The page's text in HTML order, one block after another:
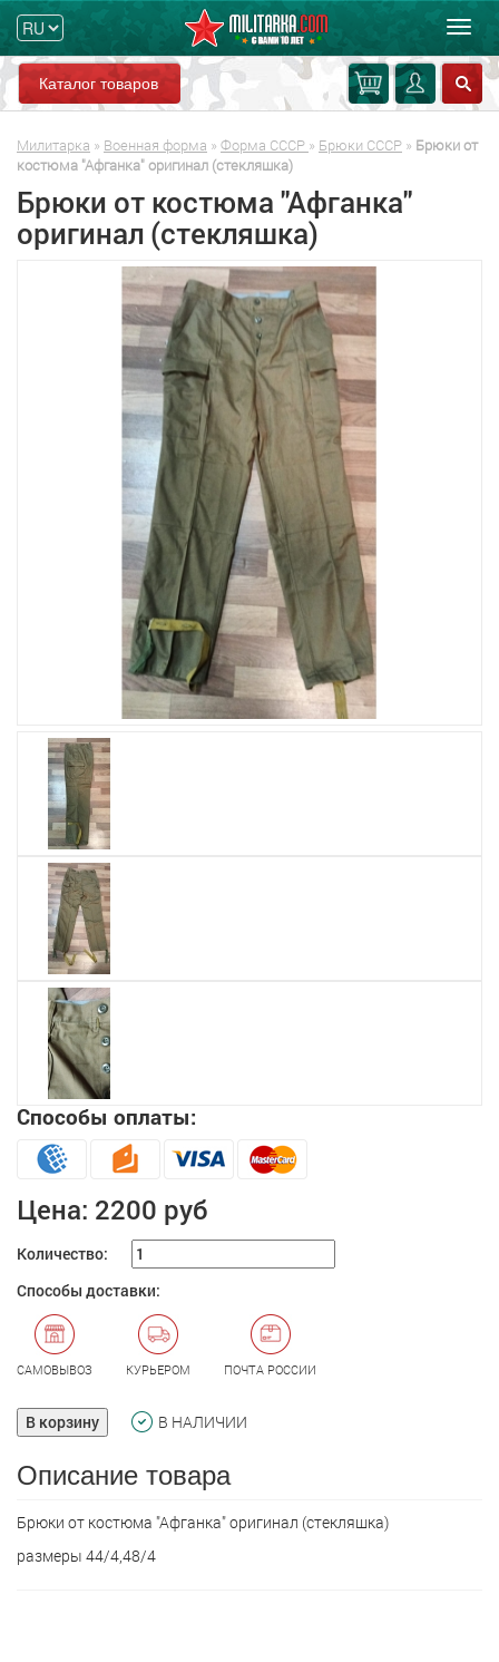
Каталог товаров
Милитарка » Военная форма » Форма СССР » Брюки СССР » Брюки от
костюма "Афганка" оригинал (стекляшка)
Брюки от костюма "Афганка"
оригинал (стекляшка)
Способы оплаты:
Цена: 2200 руб
Количество:
Способы доставки:
САМОВЫВОЗ КУРЬЕРОМ ПОЧТА РОССИИ
В корзину В НАЛИЧИИ
Описание товара
Брюки от костюма "Афганка" оригинал (стекляшка)
размеры 44/4,48/4